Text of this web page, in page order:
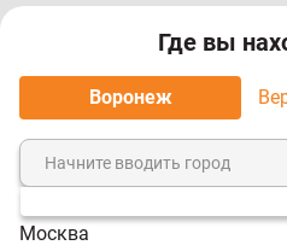
Где вы
Воронеж
Москва
ПОКУПАТЕЛЯМ
МЫ ПРИНИМАЕМ К